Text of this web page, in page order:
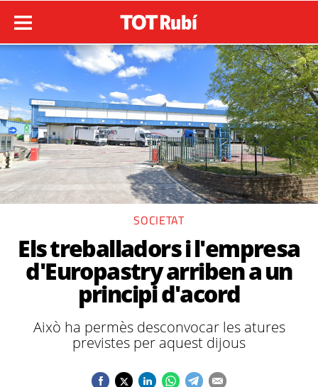
SOCIETAT
Els treballadors i l'empresa
d'Europastry arriben a un
principi d'acord
Això ha permès desconvocar les atures
previstes per aquest dijous